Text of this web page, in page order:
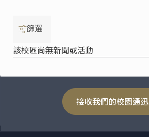
篩選
該校區尚無新聞或活動
接收我們的校園通迅